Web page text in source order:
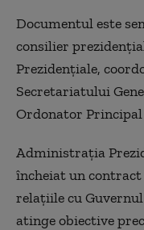
Documentul este
consilier
Prezidenţiale,
Secretariatului
Ordonator Principal
Administraţia
încheiat un
relaţiile cu
atinge obiective